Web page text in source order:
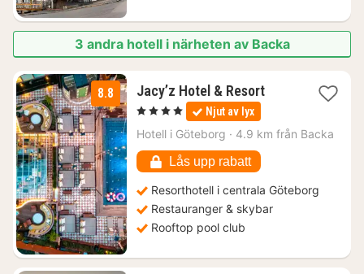
3 andra hotell i närheten av Backa
8.8 Jacy’z Hotel & Resort1
1640
, 4 Stjärnor Njut av lyx
Hotell i Göteborg · 4.9 km från Backa
Lås upp rabatt
Resorthotell i centrala Göteborg
Restauranger & skybar
Rooftop pool club